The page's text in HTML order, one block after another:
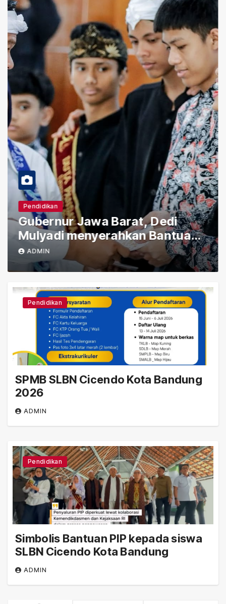
Pendidikan
Gubernur Jawa Barat, Dedi
Mulyadi menyerahkan Bantuan
(PIP) Kepada Siswa SLBN
Cicendo Kota Bandung
ADMIN
Pendidikan
SPMB SLBN Cicendo Kota Bandung
2026
ADMIN
Pendidikan
Simbolis Bantuan PIP kepada siswa
SLBN Cicendo Kota Bandung
ADMIN